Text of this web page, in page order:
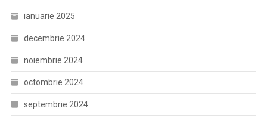
ianuarie 2025
decembrie 2024
noiembrie 2024
octombrie 2024
septembrie 2024